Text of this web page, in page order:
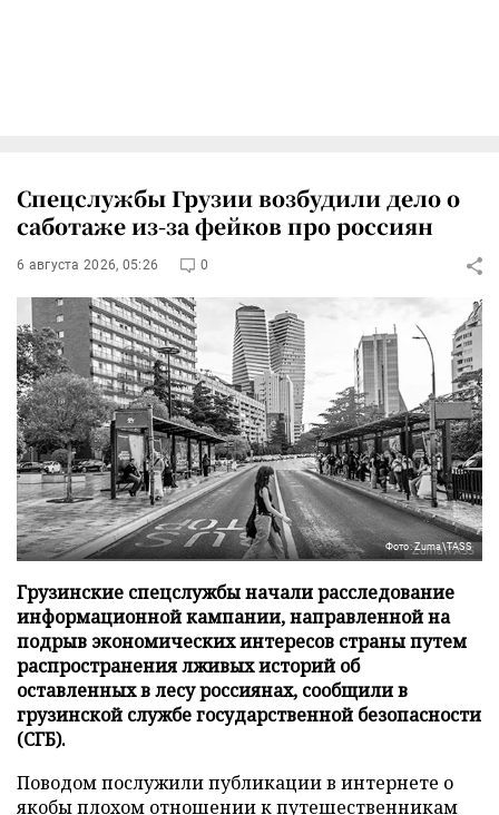
Спецслужбы Грузии возбудили дело о
саботаже из-за фейков про россиян
6 августа 2026, 05:26 0
Фото: Zuma\TASS
Грузинские спецслужбы начали расследование
информационной кампании, направленной на
подрыв экономических интересов страны путем
распространения лживых историй об
оставленных в лесу россиянах, сообщили в
грузинской службе государственной безопасности
(СГБ).
Поводом послужили публикации в интернете о
якобы плохом отношении к путешественникам